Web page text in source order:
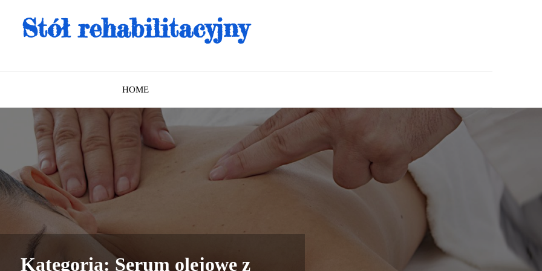
Stół rehabilitacyjny
HOME
Kategoria: Serum olejowe z